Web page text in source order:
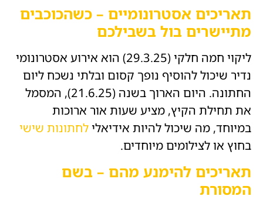
תאריכים אסטרונומיים – כשהכוכבים
מתיישרים בול בשבילכם
ליקוי חמה חלקי (29.3.25) הוא אירוע אסטרונומי
נדיר שיכול להוסיף נופך קסום ובלתי נשכח ליום
החתונה. היום הארוך בשנה (21.6.25), המסמל
את תחילת הקיץ, מציע שעות אור ארוכות
במיוחד, מה שיכול להיות אידיאלילחתונות שישי
בחוץ או לצילומים מיוחדים.
תאריכים להימנע מהם – בשם
המסורת